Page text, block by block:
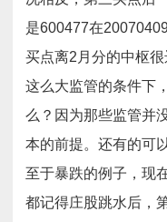
是600477在
买点离2月分的中枢
这么大监管的条件下
么？因为那些监管并
本的前提。还有的可
至于暴跌的例子，现
都记得庄股跳水后，